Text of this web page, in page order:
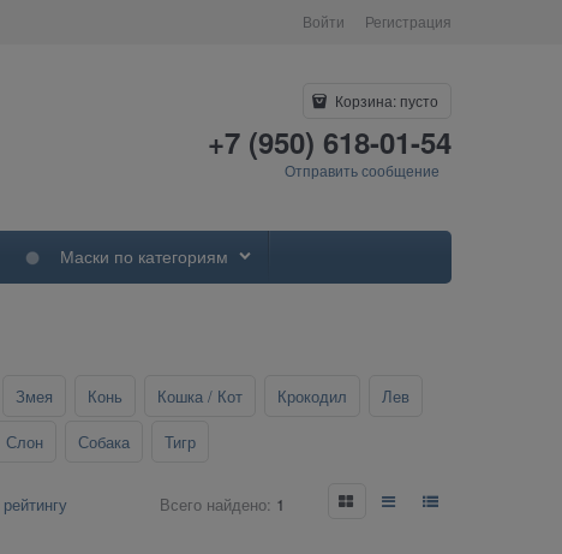
Войти Регистрация
Корзина: пусто
+7 (950) 618-01-54
Отправить сообщение
Маски по категориям
Змея Конь Кошка / Кот Крокодил
Лев
Слон Собака Тигр
Всего найдено: 1